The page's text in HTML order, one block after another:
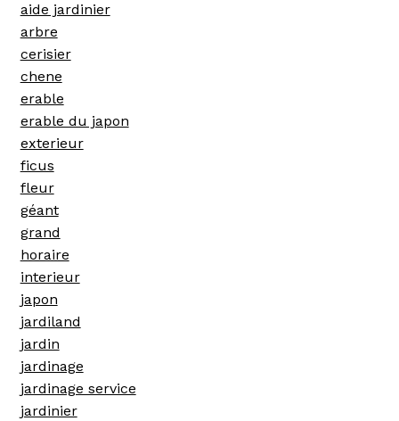
aide jardinier
arbre
cerisier
chene
erable
erable du japon
exterieur
ficus
fleur
géant
grand
horaire
interieur
japon
jardiland
jardin
jardinage
jardinage service
jardinier